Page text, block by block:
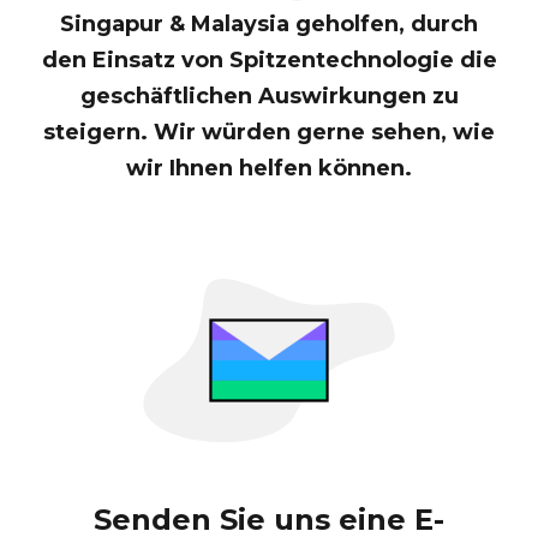
für einen...
Singapur & Malaysia geholfen, durch
den Einsatz von Spitzentechnologie die
geschäftlichen Auswirkungen zu
steigern. Wir würden gerne sehen, wie
wir Ihnen helfen können.
Senden Sie uns eine E-